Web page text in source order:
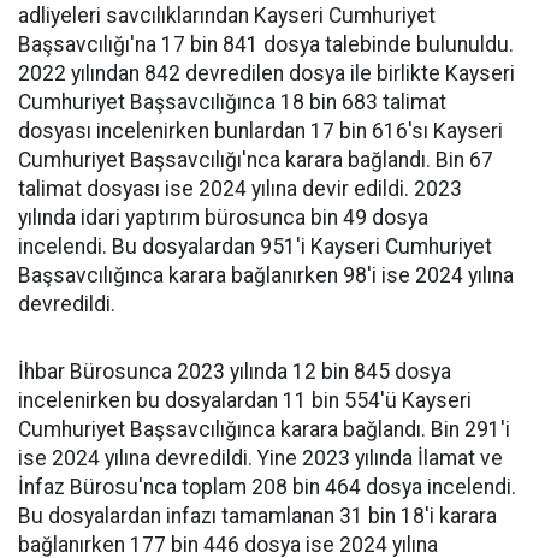
adliyeleri savcılıklarından Kayseri Cumhuriyet
Başsavcılığı'na 17 bin 841 dosya talebinde bulunuldu.
2022 yılından 842 devredilen dosya ile birlikte Kayseri
Cumhuriyet Başsavcılığınca 18 bin 683 talimat
dosyası incelenirken bunlardan 17 bin 616'sı Kayseri
Cumhuriyet Başsavcılığı'nca karara bağlandı. Bin 67
talimat dosyası ise 2024 yılına devir edildi. 2023
yılında idari yaptırım bürosunca bin 49 dosya
incelendi. Bu dosyalardan 951'i Kayseri Cumhuriyet
Başsavcılığınca karara bağlanırken 98'i ise 2024 yılına
devredildi.
İhbar Bürosunca 2023 yılında 12 bin 845 dosya
incelenirken bu dosyalardan 11 bin 554'ü Kayseri
Cumhuriyet Başsavcılığınca karara bağlandı. Bin 291'i
ise 2024 yılına devredildi. Yine 2023 yılında İlamat ve
İnfaz Bürosu'nca toplam 208 bin 464 dosya incelendi.
Bu dosyalardan infazı tamamlanan 31 bin 18'i karara
bağlanırken 177 bin 446 dosya ise 2024 yılına